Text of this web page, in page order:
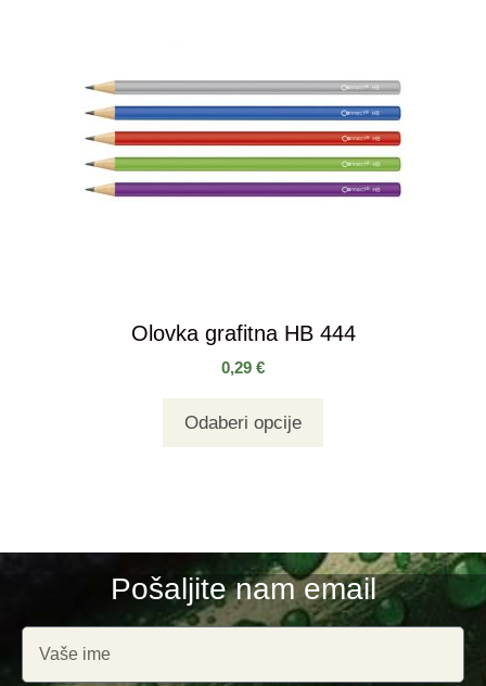
Olovka grafitna HB 444
0,29 €
Odaberi opcije
Pošaljite nam email